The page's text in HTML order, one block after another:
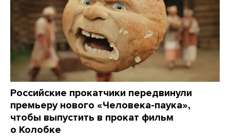
Российские прокатчики передвинули
премьеру нового «Человека-паука»,
чтобы выпустить в прокат фильм
о Колобке